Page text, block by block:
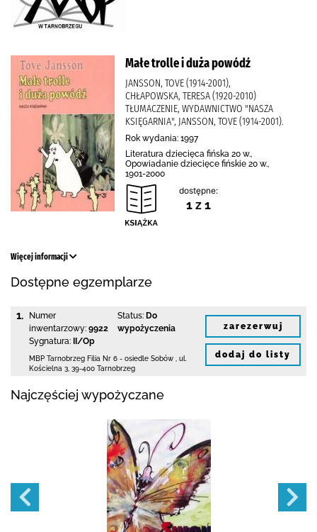
Małe trolle i duża powódź
JANSSON, TOVE (1914-2001),
CHŁAPOWSKA, TERESA (1920-2010)
TŁUMACZENIE, WYDAWNICTWO "NASZA
KSIĘGARNIA", JANSSON, TOVE (1914-2001).
Rok wydania: 1997
Literatura dziecięca fińska 20 w.,
Opowiadanie dziecięce fińskie 20 w.,
1901-2000
dostępne:
1 z 1
Więcej informacji
Dostępne egzemplarze
1.
Numer
inwentarzowy: 9922
Sygnatura:
II/Op
Status: Do
wypożyczenia
MBP Tarnobrzeg Filia Nr 6 - osiedle Sobów
ul.
Kościelna 3 39-400 Tarnobrzeg
zarezerwuj
dodaj do listy
Najczęściej wypożyczane